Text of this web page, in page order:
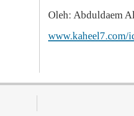
Oleh: Abduldaem
www.kaheel7.com/